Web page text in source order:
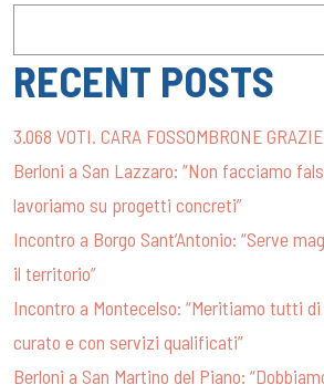
RECENT POSTS
3.068 VOTI. CARA FOSSOMBRONE GRAZIE
Berloni a San Lazzaro: “Non facciamo
lavoriamo su progetti concreti”
Incontro a Borgo Sant’Antonio: “Serve
il territorio”
Incontro a Montecelso: “Meritiamo tutti
curato e con servizi qualificati”
Berloni a San Martino del Piano: